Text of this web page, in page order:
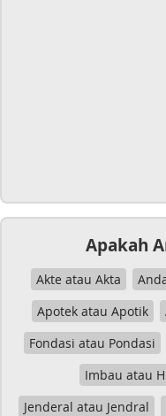
Apakah
Akte atau Akta
Apotek atau Apotik
Fondasi atau Pondasi
Imbau atau
Jenderal atau Jendral